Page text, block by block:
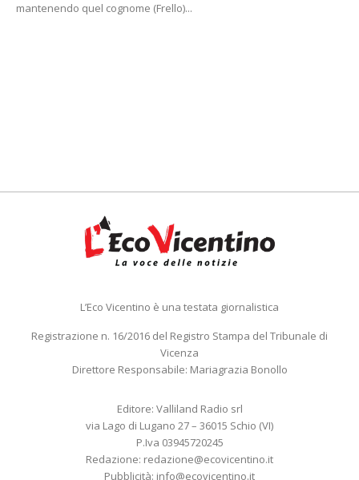
mantenendo quel cognome (Frello)...
L’Eco Vicentino è una testata giornalistica
Registrazione n. 16/2016 del Registro Stampa del Tribunale di
Vicenza
Direttore Responsabile: Mariagrazia Bonollo
Editore: Valliland Radio srl
via Lago di Lugano 27 – 36015 Schio (VI)
P.Iva 03945720245
Redazione: redazione@ecovicentino.it
Pubblicità: info@ecovicentino.it